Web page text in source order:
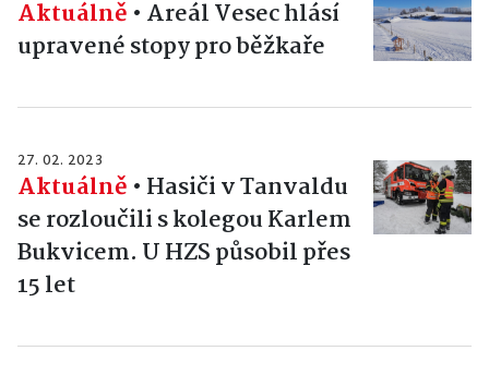
Aktuálně • Areál Vesec hlásí
upravené stopy pro běžkaře
27. 02. 2023
Aktuálně • Hasiči v Tanvaldu
se rozloučili s kolegou Karlem
Bukvicem. U HZS působil přes
15 let